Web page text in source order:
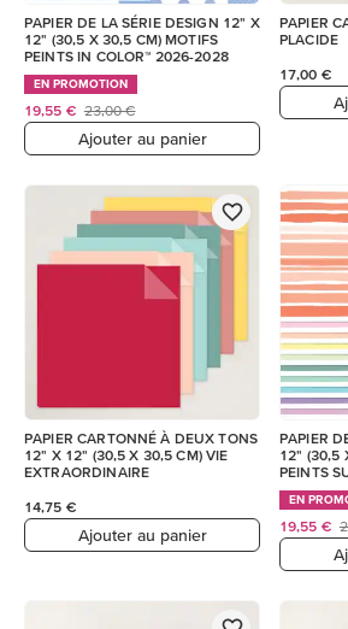
PAPIER DE LA SÉRIE DESIGN 12" X
12" (30,5 X 30,5 CM) MOTIFS
PEINTS IN COLOR™ 2026-2028
EN PROMOTION
19,55 € 23,00 €
Ajouter au panier
PAPIER
PLACIDE
17,00 €
PAPIER CARTONNÉ À DEUX TONS
12" X 12" (30,5 X 30,5 CM) VIE
EXTRAORDINAIRE
14,75 €
Ajouter au panier
PAPIER
12" (30,5
PEINTS
EN
19,55 €